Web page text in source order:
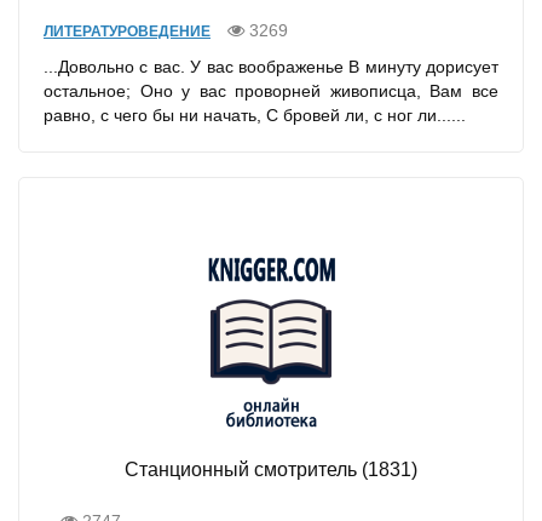
ЛИТЕРАТУРОВЕДЕНИЕ
3269
...Довольно с вас. У вас воображенье В минуту дорисует
остальное; Оно у вас проворней живописца, Вам все
равно, с чего бы ни начать, С бровей ли, с ног ли......
Станционный смотритель (1831)